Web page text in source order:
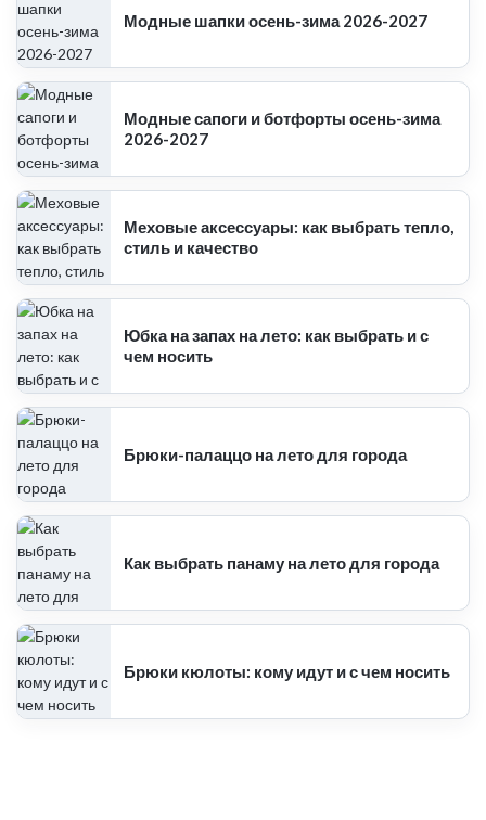
Модные шапки осень-зима 2026-2027
Модные сапоги и ботфорты осень-зима
2026-2027
Меховые аксессуары: как выбрать тепло,
стиль и качество
Юбка на запах на лето: как выбрать и с
чем носить
Брюки-палаццо на лето для города
Как выбрать панаму на лето для города
Брюки кюлоты: кому идут и с чем носить